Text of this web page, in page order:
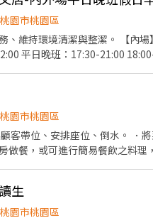
桃園市桃園區
維持環境清潔與整潔。 【內場】各項食
平日晚班：17:30-21:00
桃園市桃園區
客帶位、安排座位、倒水。 ．
做餐，或可進行簡易餐飲之料
17:00-21:00 11:00-15:00 17:30-21:30 11:30-15:30
18:00-22:00 12:00-16:00 18:30-22:30
生
桃園市桃園區